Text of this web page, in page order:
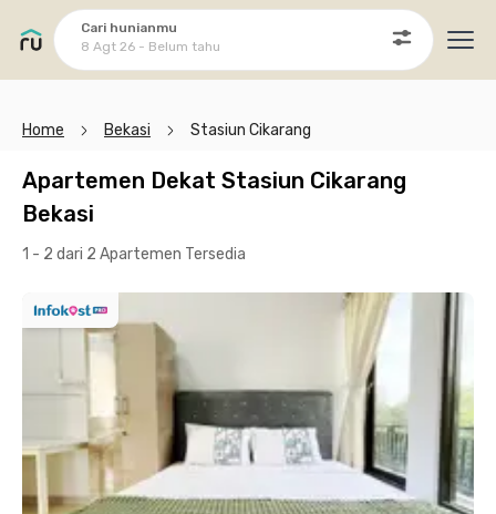
Cari hunianmu
8 Agt 26 - Belum tahu
Home Bekasi Stasiun Cikarang
Apartemen Dekat Stasiun Cikarang
Bekasi
1 - 2 dari 2 Apartemen Tersedia